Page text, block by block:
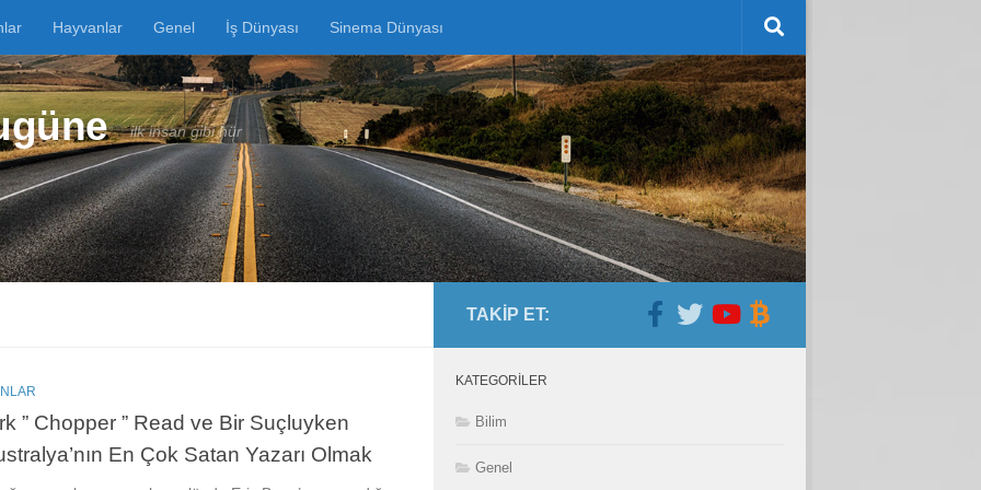
Hayvanlar Genel İş Dünyası Sinema Dünyası
ilk insan gibi hür
” Chopper ” Read ve Bir Suçluyken
En Çok Satan Yazarı Olmak
TAKIP ET:
KATEGORILER
Bilim
Genel